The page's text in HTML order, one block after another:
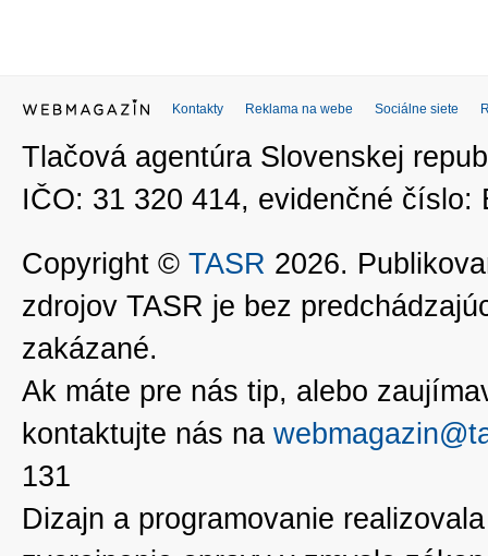
Kontakty Reklama na webe Sociálne siete
Tlačová agentúra Slovenskej
IČO: 31 320 414, evidenčné číslo:
Copyright © TASR 2026.
zdrojov TASR je bez
zakázané.
Ak máte pre nás tip, alebo
kontaktujte nás na
131
Dizajn a programovanie